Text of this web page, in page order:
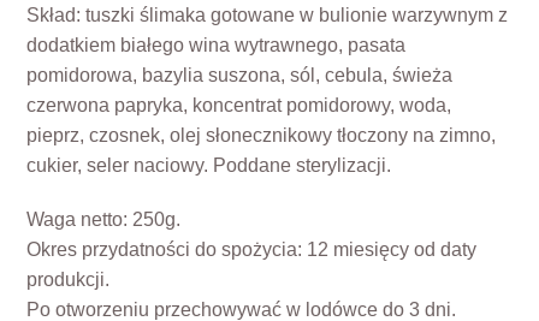
Skład: tuszki ślimaka gotowane w bulionie warzywnym z
dodatkiem białego wina wytrawnego, pasata
pomidorowa, bazylia suszona, sól, cebula, świeża
czerwona papryka, koncentrat pomidorowy, woda,
pieprz, czosnek, olej słonecznikowy tłoczony na zimno,
cukier, seler naciowy. Poddane sterylizacji.
Waga netto: 250g.
Okres przydatności do spożycia: 12 miesięcy od daty
produkcji.
Po otworzeniu przechowywać w lodówce do 3 dni.